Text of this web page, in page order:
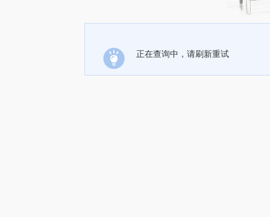
正在查询中，请刷新重试